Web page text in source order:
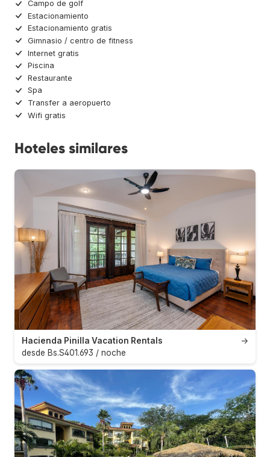
Campo de golf
Estacionamiento
Estacionamiento gratis
Gimnasio / centro de fitness
Internet gratis
Piscina
Restaurante
Spa
Transfer a aeropuerto
Wifi gratis
Hoteles similares
→
Hacienda Pinilla Vacation Rentals
desde Bs.S401.693 / noche